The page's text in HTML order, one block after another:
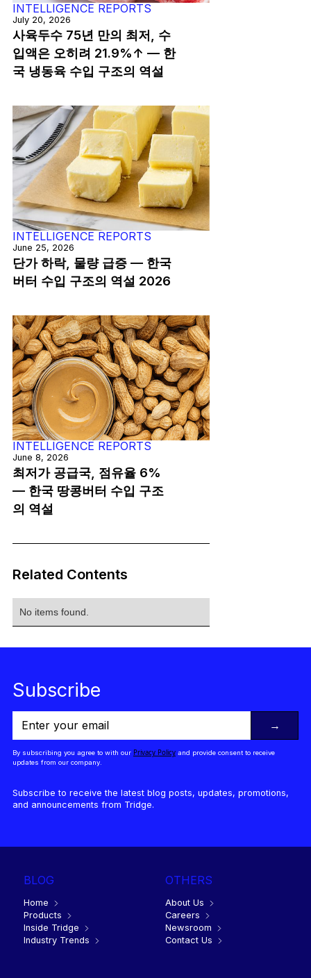
INTELLIGENCE REPORTS
July 20, 2026
사육두수 75년 만의 최저, 수
입액은 오히려 21.9%↑ — 한
국 냉동육 수입 구조의 역설
INTELLIGENCE REPORTS
June 25, 2026
단가 하락, 물량 급증 — 한국
버터 수입 구조의 역설 2026
INTELLIGENCE REPORTS
June 8, 2026
최저가 공급국, 점유율 6%
— 한국 땅콩버터 수입 구조
의 역설
Related Contents
No items found.
Subscribe
→
By subscribing you agree to with our Privacy Policyand provide consent to receive
updates from our company.
Subscribe to receive the latest blog posts, updates, promotions,
and announcements from Tridge.
BLOG
Home
Products
Inside Tridge
Industry Trends
OTHERS
About Us
Careers
Newsroom
Contact Us